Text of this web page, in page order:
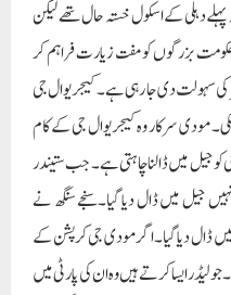
دہلی کے اسکول خستہ حال تھے لیکن
بزرگوں کو مفت زیارت فراہم کر
کی سہولت دی جا رہی ہے۔ کیجریوال جی
مودی سرکار وہ کیجریوال جی کے کام
کو جیل میں ڈالنا چاہتی ہے۔ جب ستیندر
جیل میں ڈال دیا گیا۔سنجے سنگھ نے
ڈال دیا گیا۔ اگر مودی جی کرپشن کے
لیڈر ایسا کرتے ہیں وہ ان کی پارٹی میں